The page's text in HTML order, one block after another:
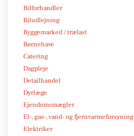
Bilforhandler
Biludlejning
Byggemarked / trælast
Børnehave
Catering
Dagpleje
Detailhandel
Dyrlæge
Ejendomsmægler
El-, gas-, vand- og fjernvarmeforsyning
Elektriker